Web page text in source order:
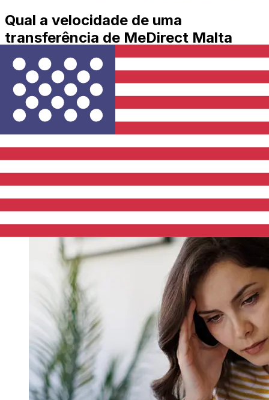
Qual a velocidade de uma
transferência de MeDirect Malta
EUR para USD ?
Os prazos de entrega para transferências internacionais
com MeDirect Malta de Países Membros do Euro para
Estados Unidos variam de acordo com o método de
pagamento e o horário da transação. Normalmente, as